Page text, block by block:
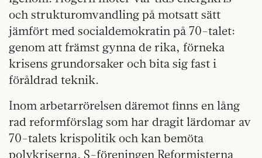
och strukturomvandling på motsatt sätt
jämfört med socialdemokratin på 70-talet:
genom att främst gynna de rika, förneka
krisens grundorsaker och bita sig fast i
föråldrad teknik.
Inom arbetarrörelsen däremot finns en lång
rad reformförslag som har dragit lärdomar av
70-talets krispolitik och kan bemöta
polykriserna. S-föreningen Reformisterna